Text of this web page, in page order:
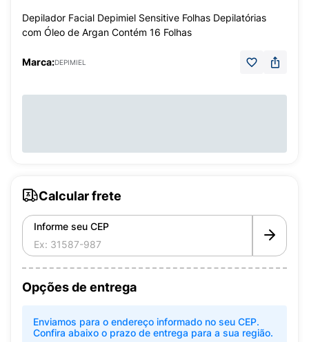
Depilador Facial Depimiel Sensitive Folhas Depilatórias
com Óleo de Argan Contém 16 Folhas
Marca:DEPIMIEL
Calcular frete
Informe seu CEP
Opções de entrega
Enviamos para o endereço informado no seu CEP.
Confira abaixo o prazo de entrega para a sua região.